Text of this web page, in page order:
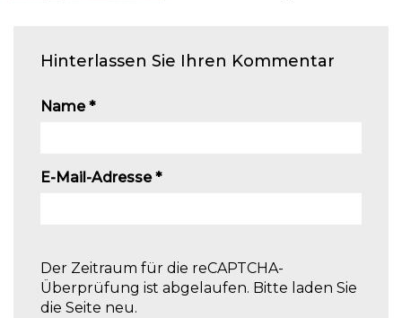
Hinterlassen Sie Ihren Kommentar
Name*
E-Mail-Adresse*
Der Zeitraum für die reCAPTCHA-
Überprüfung ist abgelaufen. Bitte laden Sie
die Seite neu.